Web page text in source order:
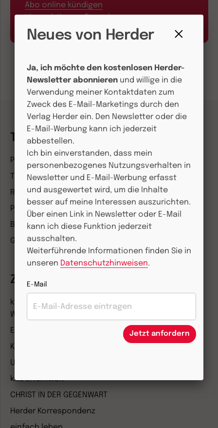
Abo online kündigen
Hier geht’s zum Formular
Themenwelten
Pädagogik & Kinderbuch
Theologie & Pastoral
Religion & Spiritualität
Politik & Wirtschaft
Besser leben
Geschichte & Wissen
Zeitschriften
kindergarten heute Fachmagazin, Leitungsheft &
Wenn Eltern Rat suchen
Entdeckungskiste
Kleinstkinder in Kita und Tagespflege
Unser Ganztag
kizz Elternwelt
CHRIST IN DER GEGENWART
Herder Korrespondenz
Neues von Herder
Ja, ich möchte den kostenlosen Herder-
Newsletter abonnieren und willige in die
Verwendung meiner Kontaktdaten zum
Zweck des E-Mail-Marketings durch den
Verlag Herder ein. Den Newsletter oder die
E-Mail-Werbung kann ich jederzeit
abbestellen.
Ich bin einverstanden, dass mein
personenbezogenes Nutzungsverhalten in
Newsletter und E-Mail-Werbung erfasst
und ausgewertet wird, um die Inhalte
besser auf meine Interessen auszurichten.
Über einen Link in Newsletter oder E-Mail
kann ich diese Funktion jederzeit
ausschalten.
Weiterführende Informationen finden Sie in
unseren Datenschutzhinweisen.
E-Mail
Jetzt anfordern